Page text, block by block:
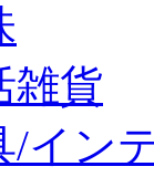
雑貨
/イン